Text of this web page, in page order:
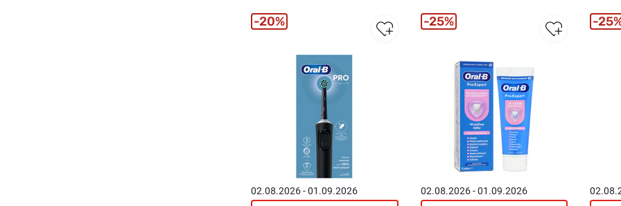
02.08.2026 - 01.09.2026
20%
02.08.2026 - 01.09.2026
25%